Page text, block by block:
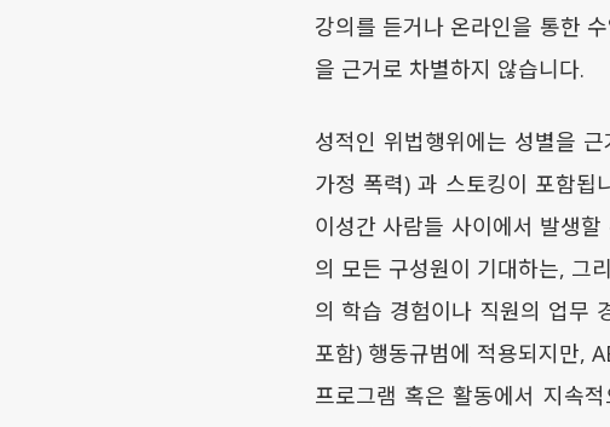
강의를 듣거나 온라인을 통한
을 근거로 차별하지 않습니다.
성적인 위법행위에는 성별을
가정 폭력) 과 스토킹이 포함
이성간 사람들 사이에서 발생
의 모든 구성원이 기대하는, 그
의 학습 경험이나 직원의 업무
포함) 행동규범에 적용되지만,
프로그램 혹은 활동에서 지속